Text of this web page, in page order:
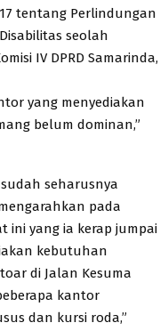
tentang Perlindungan
seolah
IV DPRD Samarinda,
yang menyediakan
belum dominan,”
seharusnya
pada
ini yang ia kerap jumpai
kebutuhan
di Jalan Kesuma
kantor
dan kursi roda,”